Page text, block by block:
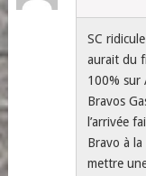
SC
aurait du
100%
Bravos
l’arrivée
Bravo à
mettre